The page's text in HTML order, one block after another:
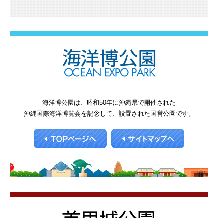
海洋博公園は、昭和50年に沖縄県で開催された
沖縄国際海洋博覧会を記念して、設置された国営公園です。